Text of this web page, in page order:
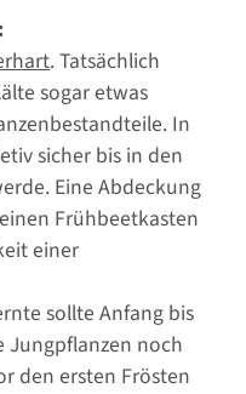
. Tatsächlich
sogar etwas
In
sicher bis in den
Eine Abdeckung
Frühbeetkasten
einer
sollte Anfang bis
Jungpflanzen noch
den ersten Frösten